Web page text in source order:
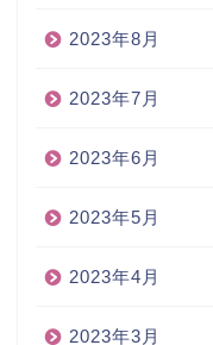
2023年8月
2023年7月
2023年6月
2023年5月
2023年4月
2023年3月